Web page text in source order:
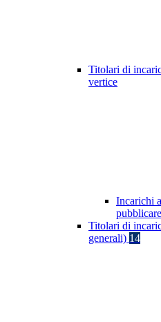
Titolari di
vertice
Incarichi
Titolari di
generali) 14